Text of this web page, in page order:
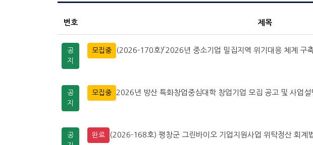
번호 제목
공
지
모집중 (2026-170호)「2026년 중소기업 밀집지역 위기대응 체계 구
공
지
모집중 2026년 방산 특화창업중심대학 창업기업 모집 공고 및 사업설
공
완료 (2026-168호) 평창군 그린바이오 기업지원사업 위탁정산 회계